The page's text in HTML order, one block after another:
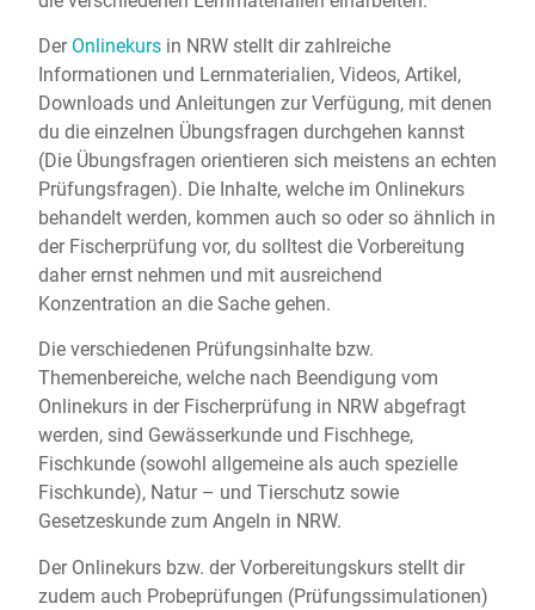
Der Onlinekurs in NRW stellt dir zahlreiche
Informationen und Lernmaterialien, Videos, Artikel,
Downloads und Anleitungen zur Verfügung, mit denen
du die einzelnen Übungsfragen durchgehen kannst
(Die Übungsfragen orientieren sich meistens an echten
Prüfungsfragen). Die Inhalte, welche im Onlinekurs
behandelt werden, kommen auch so oder so ähnlich in
der Fischerprüfung vor, du solltest die Vorbereitung
daher ernst nehmen und mit ausreichend
Konzentration an die Sache gehen.
Die verschiedenen Prüfungsinhalte bzw.
Themenbereiche, welche nach Beendigung vom
Onlinekurs in der Fischerprüfung in NRW abgefragt
werden, sind Gewässerkunde und Fischhege,
Fischkunde (sowohl allgemeine als auch spezielle
Fischkunde), Natur – und Tierschutz sowie
Gesetzeskunde zum Angeln in NRW.
Der Onlinekurs bzw. der Vorbereitungskurs stellt dir
zudem auch Probeprüfungen (Prüfungssimulationen)